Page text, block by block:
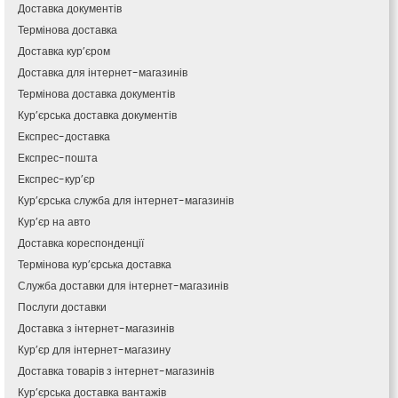
Доставка документів
Термінова доставка
Доставка кур’єром
Доставка для інтернет-магазинів
Термінова доставка документів
Кур’єрська доставка документів
Експрес-доставка
Експрес-пошта
Експрес-кур’єр
Кур’єрська служба для інтернет-магазинів
Кур’єр на авто
Доставка кореспонденції
Термінова кур’єрська доставка
Служба доставки для інтернет-магазинів
Послуги доставки
Доставка з інтернет-магазинів
Кур’єр для інтернет-магазину
Доставка товарів з інтернет-магазинів
Кур’єрська доставка вантажів
Кам’янка
Кам’янське
Канів
Козятин
Київ
Кобеляки
Коцюбинське
Конотоп
Коростень
Корсунь-Шевченківський
Костопіль
Ковель
Козин
Красноград
Кременчук
Кременець
Кривий Ріг
Кролевець
Кропивницький